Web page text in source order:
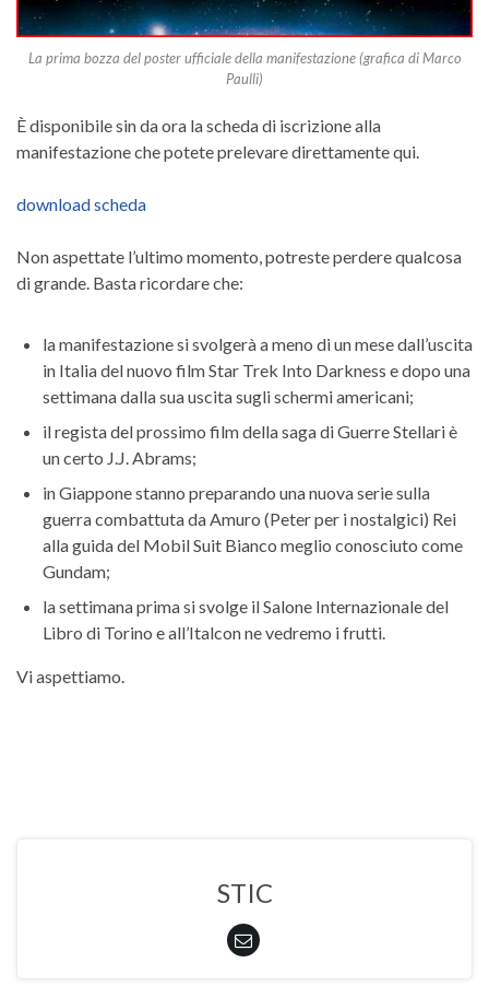
La prima bozza del poster ufficiale della manifestazione (grafica di Marco
Paulli)
È disponibile sin da ora la scheda di iscrizione alla
manifestazione che potete prelevare direttamente qui.
download scheda
Non aspettate l’ultimo momento, potreste perdere qualcosa
di grande. Basta ricordare che:
la manifestazione si svolgerà a meno di un mese dall’uscita
in Italia del nuovo film Star Trek Into Darkness e dopo una
settimana dalla sua uscita sugli schermi americani;
il regista del prossimo film della saga di Guerre Stellari è
un certo J.J. Abrams;
in Giappone stanno preparando una nuova serie sulla
guerra combattuta da Amuro (Peter per i nostalgici) Rei
alla guida del Mobil Suit Bianco meglio conosciuto come
Gundam;
la settimana prima si svolge il Salone Internazionale del
Libro di Torino e all’Italcon ne vedremo i frutti.
Vi aspettiamo.
STIC